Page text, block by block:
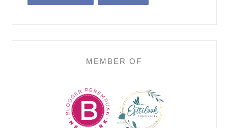
MEMBER OF